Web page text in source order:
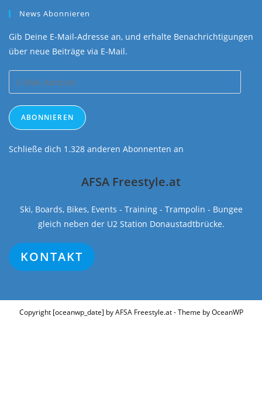
News Abonnieren
Gib Deine E-Mail-Adresse an, und erhalte Benachrichtigungen
über neue Beiträge via E-Mail.
Mail-
Adresse
ABONNIEREN
Schließe dich 1.328 anderen Abonnenten an
AFSA Freestyle.at
Ski, Boards, Bikes, Events - Training - Trampolin - Bungee
gleich neben der U2 Station Donaustadtbrücke.
KONTAKT
Copyright [oceanwp_date] by AFSA Freestyle.at - Theme by OceanWP